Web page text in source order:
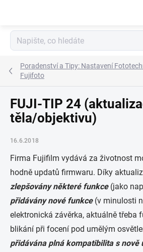
Poradenství a Tipy: Nastavení
Fujifoto
FUJI-TIP 24
těla/objektivu)
16.6.2018
Firma Fujifilm vydává za životnost
hodně updatů firmwaru. Díky
zlepšovány některé funkce(jako
přidávány nové funkce(v minulosti
elektronická závěrka, aktuálně třeba
blikání při focení pod umělým
přidávána plná kompatibilita s nově